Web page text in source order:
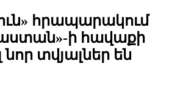
հրապարակում
ի հավաքի
նոր տվյալներ են